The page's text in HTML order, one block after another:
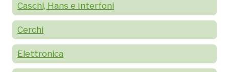
Caschi, Hans e Interfoni
Cerchi
Elettronica